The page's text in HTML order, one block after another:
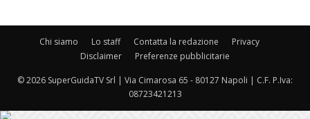
Chi siamo Lo staff Contatta la redazione
Privacy
Disclaimer
Preferenze pubblicitarie
© 2026 SuperGuidaTV Srl | Via Cimarosa 65 - 80127 Napoli | C.F. P.Iva:
08723421213